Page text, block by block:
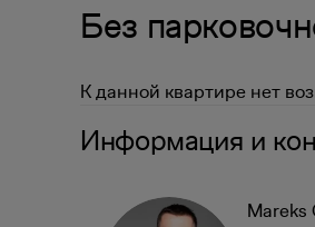
Без
К данной квартире нет
Информация и
Mareks